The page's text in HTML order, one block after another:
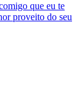
que eu te
proveito do seu